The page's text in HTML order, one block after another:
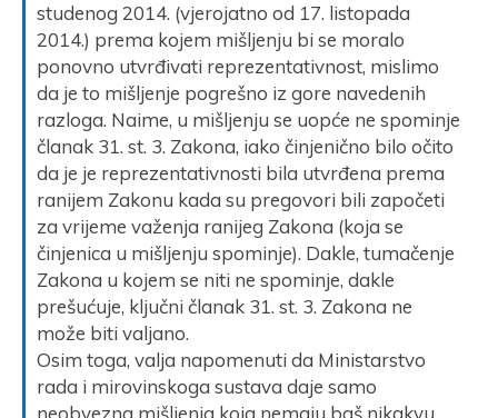
studenog 2014. (vjerojatno od 17. listopada
2014.) prema kojem mišljenju bi se moralo
ponovno utvrđivati reprezentativnost, mislimo
da je to mišljenje pogrešno iz gore navedenih
razloga. Naime, u mišljenju se uopće ne spominje
članak 31. st. 3. Zakona, iako činjenično bilo očito
da je je reprezentativnosti bila utvrđena prema
ranijem Zakonu kada su pregovori bili započeti
za vrijeme važenja ranijeg Zakona (koja se
činjenica u mišljenju spominje). Dakle, tumačenje
Zakona u kojem se niti ne spominje, dakle
prešućuje, ključni članak 31. st. 3. Zakona ne
može biti valjano.
Osim toga, valja napomenuti da Ministarstvo
rada i mirovinskoga sustava daje samo
neobvezna mišljenja koja nemaju baš nikakvu